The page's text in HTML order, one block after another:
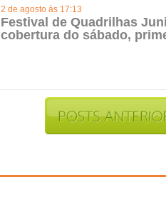
2 de agosto às 17:13
Festival de Quadrilhas
cobertura do sábado,